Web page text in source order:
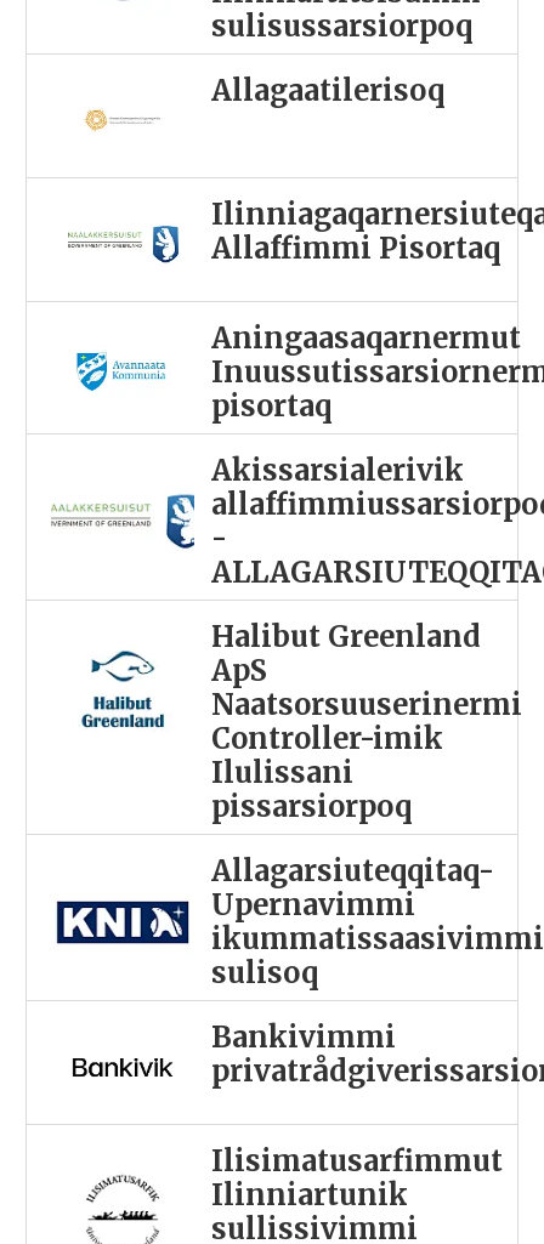
sulisussarsiorpoq
Allagaatilerisoq
Allaffimmi Pisortaq
Aningaasaqarnermut
pisortaq
Akissarsialerivik
-
Halibut Greenland
ApS
Naatsorsuuserinermi
Controller-imik
Ilulissani
pissarsiorpoq
Allagarsiuteqqitaq-
Upernavimmi
ikummatissaasivimmi
sulisoq
Bankivimmi
Ilisimatusarfimmut
Ilinniartunik
sullissivimmi